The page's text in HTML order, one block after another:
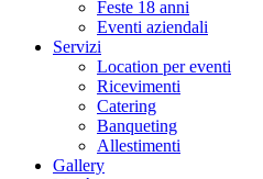
Feste 18 anni
Eventi aziendali
Servizi
Location per eventi
Ricevimenti
Catering
Banqueting
Allestimenti
Gallery